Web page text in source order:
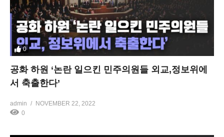
0
공화 하원 ‘논란 일으킨 민주의원들 외교,정보위에
서 축출한다’
admin
NOVEMBER 22, 2022
0